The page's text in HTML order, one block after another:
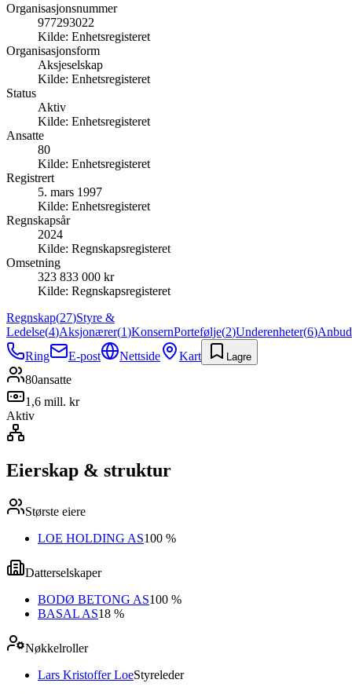
Organisasjonsnummer
977293022
Kilde: Enhetsregisteret
Organisasjonsform
Aksjeselskap
Kilde: Enhetsregisteret
Status
Aktiv
Kilde: Enhetsregisteret
Ansatte
80
Kilde: Enhetsregisteret
Registrert
5. mars 1997
Kilde: Enhetsregisteret
Regnskapsår
2024
Kilde: Regnskapsregisteret
Omsetning
323 833 000 kr
Kilde: Regnskapsregisteret
Regnskap(27)Styre &
Ledelse(4)Aksjonærer(1)KonsernPortefølje(2)Underenheter(6)Anbud
Ring
E-post Nettside Kart Lagre
80ansatte
1,6 mill. kr
Aktiv
Eierskap & struktur
Største eiere
LOE HOLDING AS100 %
Datterselskaper
BODØ BETONG AS100 %
BASAL AS18 %
Nøkkelroller
Lars Kristoffer LoeStyreleder